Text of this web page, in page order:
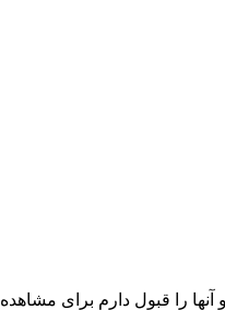
را قبول دارم برای مشاهده